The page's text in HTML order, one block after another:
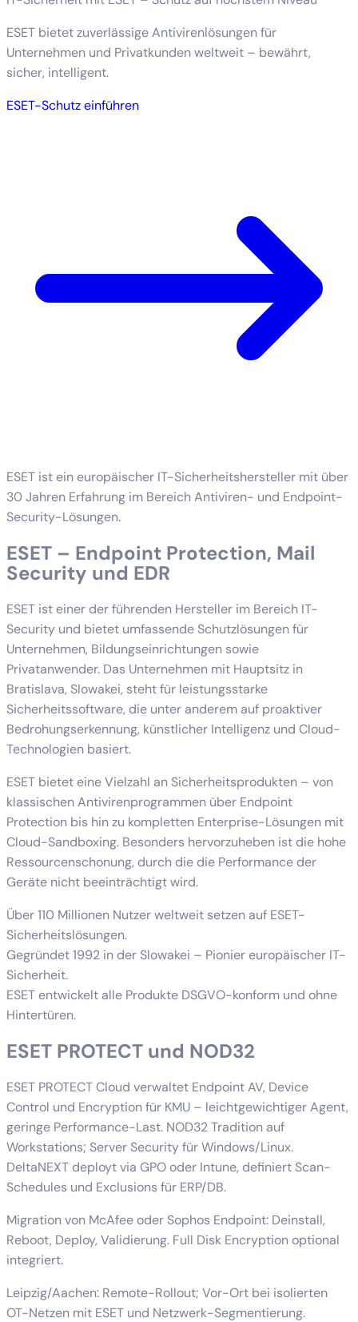
ESET bietet zuverlässige Antivirenlösungen für
Unternehmen und Privatkunden weltweit – bewährt,
sicher, intelligent.
ESET-Schutz einführen
ESET ist ein europäischer IT-Sicherheitshersteller mit über
30 Jahren Erfahrung im Bereich Antiviren- und Endpoint-
Security-Lösungen.
ESET – Endpoint Protection, Mail
Security und EDR
ESET ist einer der führenden Hersteller im Bereich IT-
Security und bietet umfassende Schutzlösungen für
Unternehmen, Bildungseinrichtungen sowie
Privatanwender. Das Unternehmen mit Hauptsitz in
Bratislava, Slowakei, steht für leistungsstarke
Sicherheitssoftware, die unter anderem auf proaktiver
Bedrohungserkennung, künstlicher Intelligenz und Cloud-
Technologien basiert.
ESET bietet eine Vielzahl an Sicherheitsprodukten – von
klassischen Antivirenprogrammen über Endpoint
Protection bis hin zu kompletten Enterprise-Lösungen mit
Cloud-Sandboxing. Besonders hervorzuheben ist die hohe
Ressourcenschonung, durch die die Performance der
Geräte nicht beeinträchtigt wird.
Über 110 Millionen Nutzer weltweit setzen auf ESET-
Sicherheitslösungen.
Gegründet 1992 in der Slowakei – Pionier europäischer IT-
Sicherheit.
ESET entwickelt alle Produkte DSGVO-konform und ohne
Hintertüren.
ESET PROTECT und NOD32
ESET PROTECT Cloud verwaltet Endpoint AV, Device
Control und Encryption für KMU – leichtgewichtiger Agent,
geringe Performance-Last. NOD32 Tradition auf
Workstations; Server Security für Windows/Linux.
DeltaNEXT deployt via GPO oder Intune, definiert Scan-
Schedules und Exclusions für ERP/DB.
Migration von McAfee oder Sophos Endpoint: Deinstall,
Reboot, Deploy, Validierung. Full Disk Encryption optional
integriert.
Leipzig/Aachen: Remote-Rollout; Vor-Ort bei isolierten
OT-Netzen mit ESET und Netzwerk-Segmentierung.